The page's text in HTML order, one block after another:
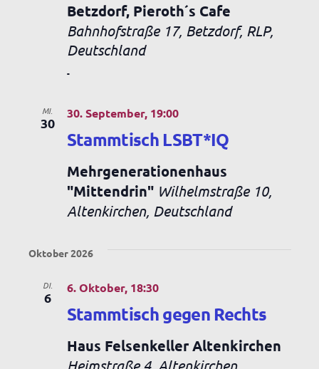
Betzdorf, Pieroth´s Cafe
Bahnhofstraße 17, Betzdorf, RLP,
Deutschland
-
MI.
30
Stammtisch LSBT*IQ
30. September, 19:00
Mehrgenerationenhaus
"Mittendrin" Wilhelmstraße 10,
Altenkirchen, Deutschland
Oktober 2026
DI.
6
Stammtisch gegen Rechts
6. Oktober, 18:30
Haus Felsenkeller Altenkirchen
Heimstraße 4, Altenkirchen,